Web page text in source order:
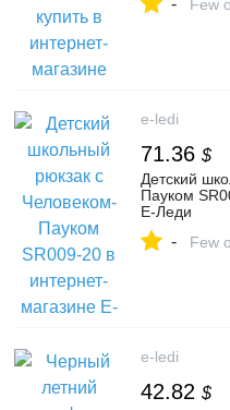
- Few
e-ledi
71.36 $
Детский
Пауком
Е-Леди
- Few
e-ledi
42.82 $